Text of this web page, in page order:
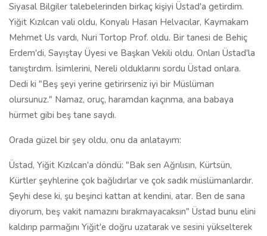
Siyasal Bilgiler talebelerinden birkaç kişiyi Üstad'a getirdim.
Yiğit Kızılcan vali oldu, Konyalı Hasan Helvacılar, Kaymakam
Mehmet Us vardı, Nuri Tortop Prof. oldu. Bir tanesi de Behiç
Erdem'di, Sayıştay Üyesi ve Başkan Vekili oldu. Onları Üstad'la
tanıştırdım. İsimlerini, Nereli olduklarını sordu Üstad onlara.
Dedi ki "Beş şeyi yerine getirirseniz iyi bir Müslüman
olursunuz." Namaz, oruç, haramdan kaçınma, ana babaya
hürmet gibi beş tane saydı.
Orada güzel bir şey oldu, onu da anlatayım:
Üstad, Yiğit Kızılcan'a döndü: "Bak sen Ağrılısın, Kürtsün,
Kürtler şeyhlerine çok bağlıdırlar ve çok sadık müslümanlardır.
Şeyhi dese ki, şu beşinci kattan at kendini, atar. Ben de sana
diyorum, beş vakit namazını bırakmayacaksın" Üstad bunu elini
kaldırıp parmağını Yiğit'e doğru uzatarak ve sesini yükselterek